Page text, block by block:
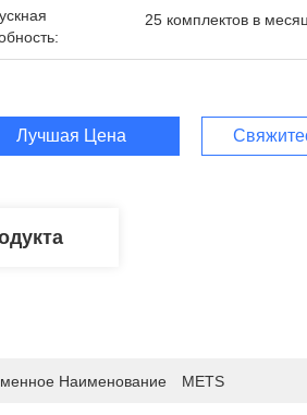
25 комплектов в месяц
Лучшая Цена
Наименование METS